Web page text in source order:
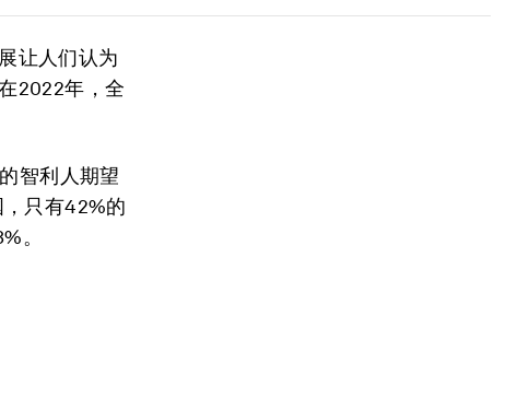
让人们认为
2022年，全
智利人期望
只有42%的
。